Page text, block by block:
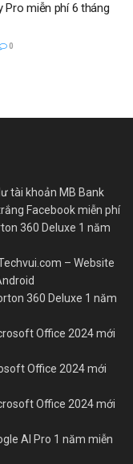
Pro miễn phí 6 tháng
0
tài khoản MB Bank
Facebook miễn phí
360 Deluxe 1 năm
– Website
360 Deluxe 1 năm
Office 2024 mới
Office 2024 mới
Office 2024 mới
AI Pro 1 năm miễn